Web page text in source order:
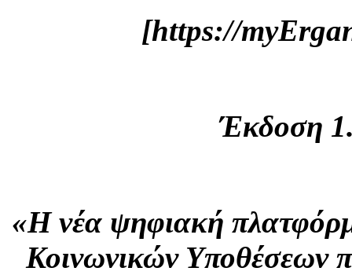
[https://
Έκδοση
«H νέα ψηφιακή
Κοινωνικών Υποθέσεων